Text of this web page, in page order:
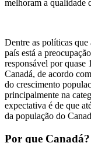
melhoram a qualidade
Dentre as políticas
país está a
responsável por quase
Canadá, de acordo
do crescimento
principalmente na
expectativa é de que
da população do
Por que Canadá?